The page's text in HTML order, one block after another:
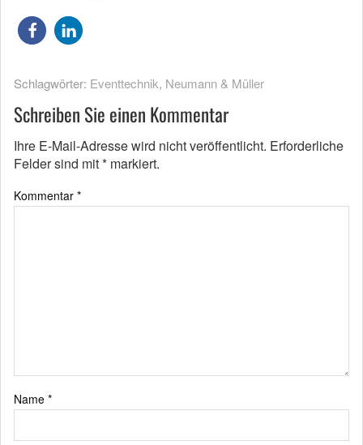
Schlagwörter: Eventtechnik, Neumann & Müller
Schreiben Sie einen Kommentar
Ihre E-Mail-Adresse wird nicht veröffentlicht. Erforderliche
Felder sind mit* markiert.
Kommentar *
Name *